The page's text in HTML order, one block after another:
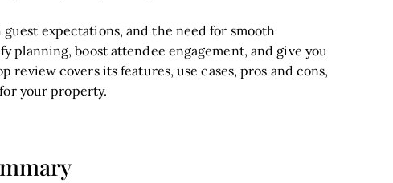
expectations, and the need for smooth
planning, boost attendee engagement, and give you
review covers its features, use cases, pros and cons,
your property.